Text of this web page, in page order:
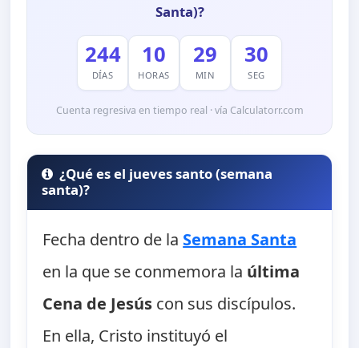
Santa)?
244
DÍAS
10
HORAS
29
MIN
29
SEG
Cuenta regresiva en tiempo real · vía Calculatorr.com
¿Qué es el jueves santo (semana
santa)?
Fecha dentro de la Semana Santa
en la que se conmemora la última
Cena de Jesús con sus discípulos.
En ella, Cristo instituyó el